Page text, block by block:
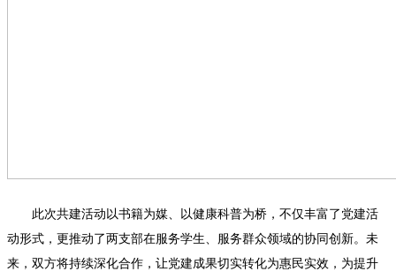
此次共建活动以书籍为媒、以健康科普为桥，不仅丰富了党建活
动形式，更推动了两支部在服务学生、服务群众领域的协同创新。未
来，双方将持续深化合作，让党建成果切实转化为惠民实效，为提升